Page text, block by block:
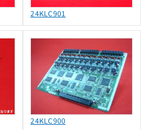
24KLC901
24KLC900